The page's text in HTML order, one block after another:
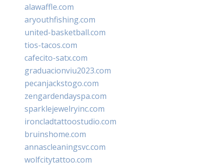
alawaffle.com
aryouthfishing.com
united-basketball.com
tios-tacos.com
cafecito-satx.com
graduacionviu2023.com
pecanjackstogo.com
zengardendayspa.com
sparklejewelryinc.com
ironcladtattoostudio.com
bruinshome.com
annascleaningsvc.com
wolfcitytattoo.com